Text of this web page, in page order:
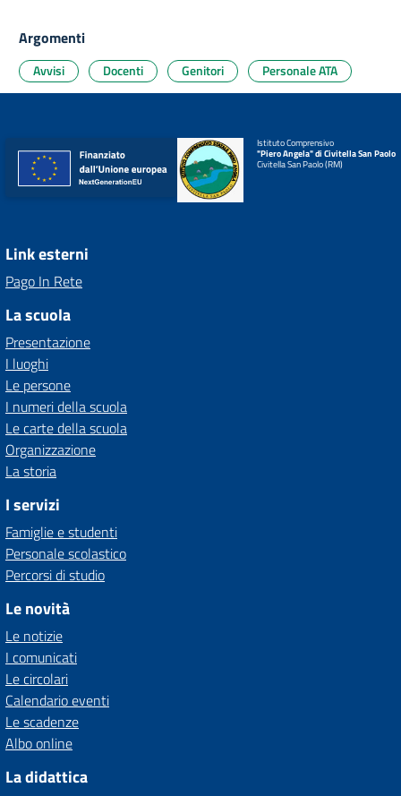
Argomenti
Avvisi Docenti Genitori Personale ATA
Istituto Comprensivo
"Piero Angela" di Civitella San Paolo
Civitella San Paolo (RM)
Link esterni
Pago In Rete
La scuola
Presentazione
I luoghi
Le persone
I numeri della scuola
Le carte della scuola
Organizzazione
La storia
I servizi
Famiglie e studenti
Personale scolastico
Percorsi di studio
Le novità
Le notizie
I comunicati
Le circolari
Calendario eventi
Le scadenze
Albo online
La didattica